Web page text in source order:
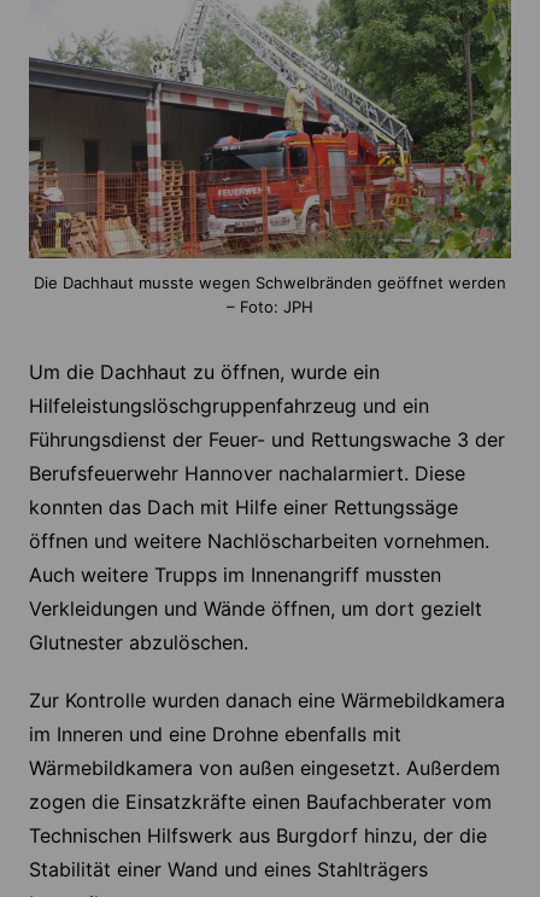
Die Dachhaut musste wegen Schwelbränden geöffnet werden
– Foto: JPH
Um die Dachhaut zu öffnen, wurde ein
Hilfeleistungslöschgruppenfahrzeug und ein
Führungsdienst der Feuer- und Rettungswache 3 der
Berufsfeuerwehr Hannover nachalarmiert. Diese
konnten das Dach mit Hilfe einer Rettungssäge
öffnen und weitere Nachlöscharbeiten vornehmen.
Auch weitere Trupps im Innenangriff mussten
Verkleidungen und Wände öffnen, um dort gezielt
Glutnester abzulöschen.
Zur Kontrolle wurden danach eine Wärmebildkamera
im Inneren und eine Drohne ebenfalls mit
Wärmebildkamera von außen eingesetzt. Außerdem
zogen die Einsatzkräfte einen Baufachberater vom
Technischen Hilfswerk aus Burgdorf hinzu, der die
Stabilität einer Wand und eines Stahlträgers